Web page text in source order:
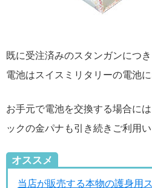
既に受注済みのスタンガンにつ
電池はスイスミリタリーの電池に
お手元で電池を交換する場合に
ックの金パナも引き続きご利用い
オススメ
当店が販売する本物の護身用